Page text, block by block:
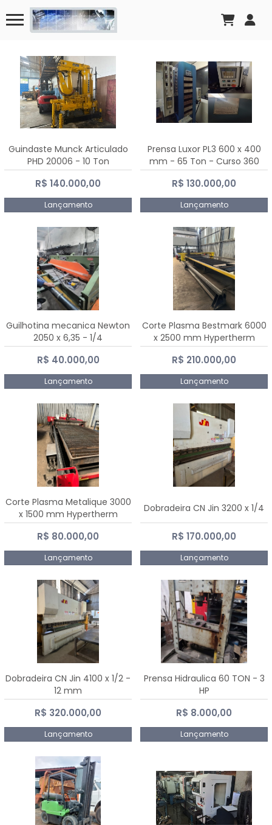
Guindaste Munck Articulado
PHD 20006 - 10 Ton
R$ 140.000,00
Lançamento
Prensa Luxor PL3 600 x 400
mm - 65 Ton - Curso 360
mm
R$ 130.000,00
Lançamento
Guilhotina mecanica Newton
2050 x 6,35 - 1/4
R$ 40.000,00
Lançamento
Corte Plasma Bestmark 6000
x 2500 mm Hypertherm
MaxPro 200
R$ 210.000,00
Lançamento
Corte Plasma Metalique 3000
x 1500 mm Hypertherm
Powermax 45 xp
R$ 80.000,00
Lançamento
Dobradeira CN Jin 3200 x 1/4
R$ 170.000,00
Lançamento
Dobradeira CN Jin 4100 x 1/2 -
12 mm
R$ 320.000,00
Lançamento
Prensa Hidraulica 60 TON - 3
HP
R$ 8.000,00
Lançamento